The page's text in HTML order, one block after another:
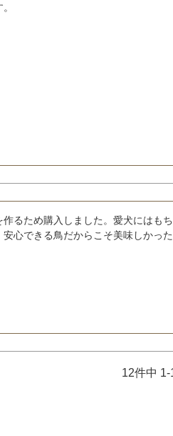
るため購入しました。愛犬にはも
心できる鳥だからこそ美味しかった
12件中 1-